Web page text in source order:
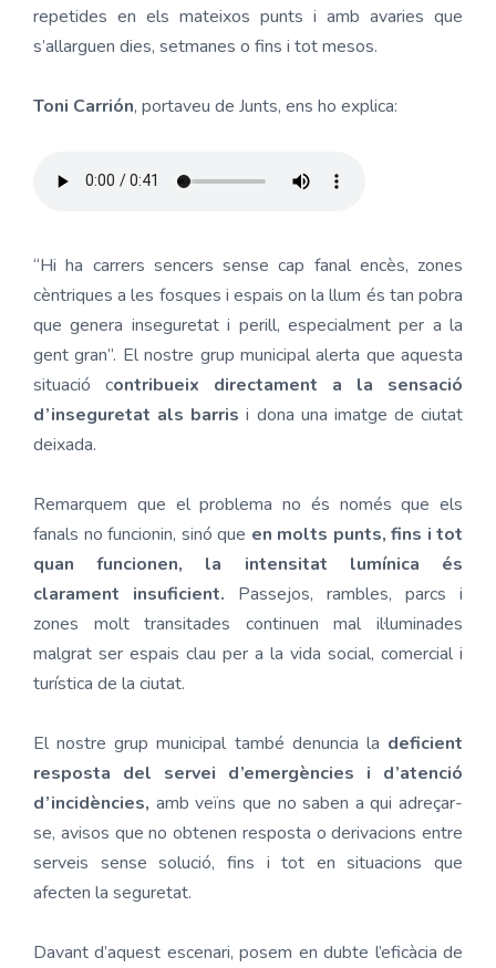
repetides en els mateixos punts i amb avaries que
s’allarguen dies, setmanes o fins i tot mesos.
Toni Carrión, portaveu de Junts, ens ho explica:
“Hi ha carrers sencers sense cap fanal encès, zones
cèntriques a les fosques i espais on la llum és tan pobra
que genera inseguretat i perill, especialment per a la
gent gran”. El nostre grup municipal alerta que aquesta
situació contribueix directament a la sensació
d’inseguretat als barris i dona una imatge de ciutat
deixada.
Remarquem que el problema no és només que els
fanals no funcionin, sinó que en molts punts, fins i tot
quan funcionen, la intensitat lumínica és
clarament insuficient. Passejos, rambles, parcs i
zones molt transitades continuen mal il·luminades
malgrat ser espais clau per a la vida social, comercial i
turística de la ciutat.
El nostre grup municipal també denuncia la deficient
resposta del servei d’emergències i d’atenció
d’incidències, amb veïns que no saben a qui adreçar-
se, avisos que no obtenen resposta o derivacions entre
serveis sense solució, fins i tot en situacions que
afecten la seguretat.
Davant d’aquest escenari, posem en dubte l’eficàcia de